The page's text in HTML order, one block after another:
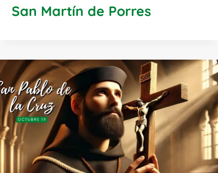
San Martín de Porres